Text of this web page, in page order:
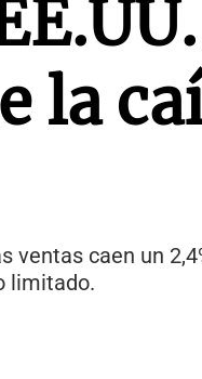
la
ventas caen un
limitado.